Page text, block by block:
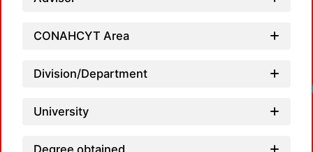
CONAHCYT Area
Division/Department
University
Degree obtained